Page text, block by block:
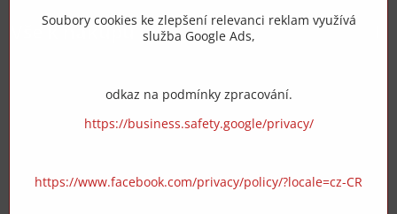
Vše k nákupu
Soubory cookies ke zlepšení relevanci reklam využívá
služba Google Ads,
odkaz na podmínky zpracování.
https://business.safety.google/privacy/
https://www.facebook.com/privacy/policy/?locale=cz-CR